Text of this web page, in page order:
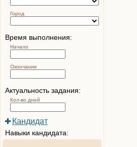
Город
Время выполнения:
Начало
Окончание
Актуальность задания:
Кол-во дней
Кандидат
Навыки кандидата: